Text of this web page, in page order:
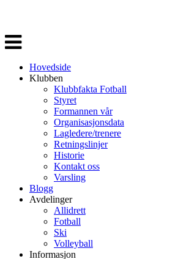
Veksle
navigasjon
Hovedside
Klubben
Klubbfakta Fotball
Styret
Formannen vår
Organisasjonsdata
Lagledere/trenere
Retningslinjer
Historie
Kontakt oss
Varsling
Blogg
Avdelinger
Allidrett
Fotball
Ski
Volleyball
Informasjon